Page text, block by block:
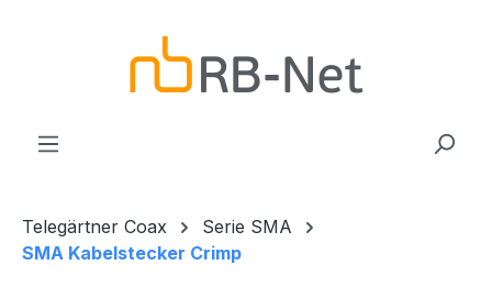
Telegärtner Coax
Serie SMA
SMA Kabelstecker Crimp